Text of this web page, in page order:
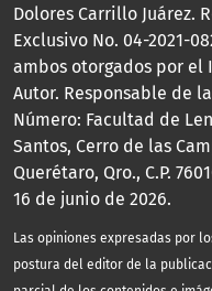
Dolores Carrillo Juárez.
Exclusivo No. 04-2021-
ambos otorgados por el
Autor. Responsable de
Número: Facultad de
Santos, Cerro de las
Querétaro, Qro., C.P.
16 de junio de 2026.
Las opiniones expresadas por
postura del editor de la